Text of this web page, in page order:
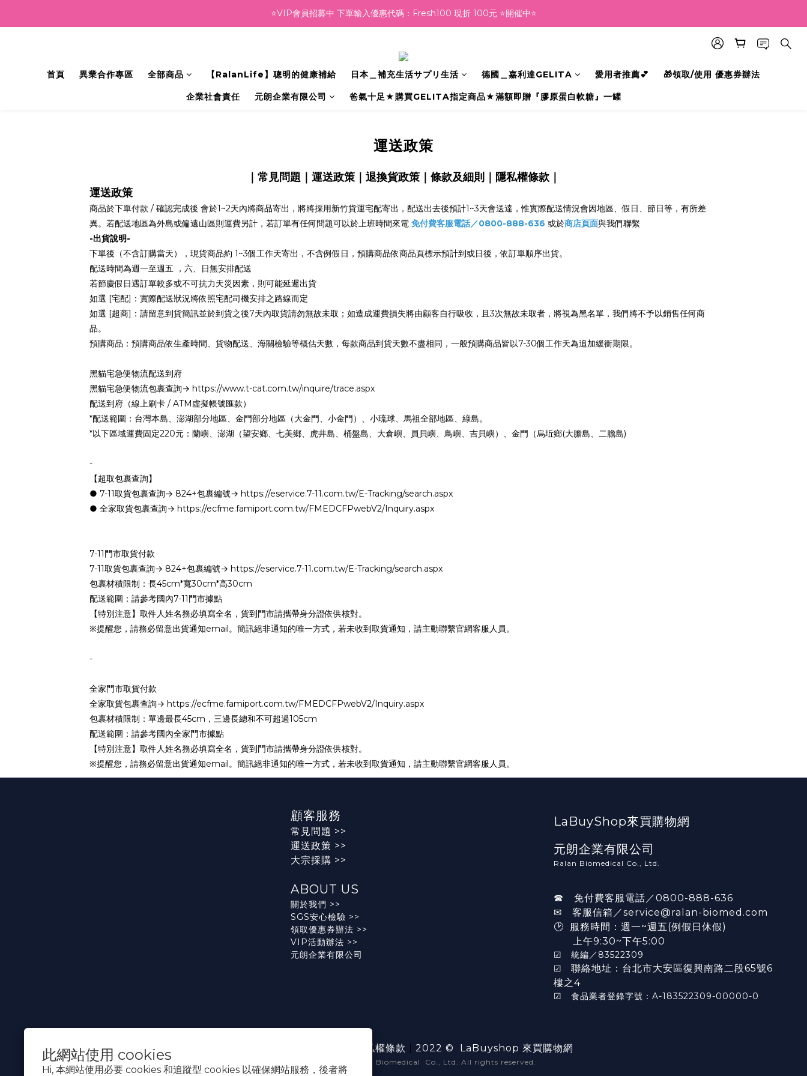
此網站使用 cookies
Hi, 本網站使用必要 cookies 和追蹤型 cookies 以確保網站服務，後者將
⭐VIP會員招募中 下單輸入優惠代碼：Fresh100 現折 100元 ⭐開催中⭐
⭐VIP會員招募中 下單輸入優惠代碼：Fresh100 現折 100元 ⭐開催中⭐
⭐VIP會員招募中 下單輸入優惠代碼：Fresh100 現折 100元 ⭐開催中⭐
首頁 異業合作專區 全部商品 【RalanLife】聰明的健康補給 日本＿補充生活サプリ生活 德國＿嘉利達GELITA 愛用者推薦💕 🎁領取/使用 優惠券辦法
企業社會責任 元朗企業有限公司 爸氣十足★購買GELITA指定商品★滿額即贈『膠原蛋白軟糖』一罐
運送政策
常見問題 運送政策 退換貨政策 條款及細則 隱私權條款
運送政策
商品於下單付款 / 確認完成後 會於1~2天內將商品寄出，將將採用新竹貨運宅配寄出，配送出去後預計1~3天會送達，惟實際配送情況會因地區、假日、節日等，有所差
異。若配送地區為外島或偏遠山區則運費另計，若訂單有任何問題可以於上班時間來電 免付費客服電話／0800-888-636 或於商店頁面與我們聯繫
-出貨說明-
下單後（不含訂購當天），現貨商品約 1~3個工作天寄出，不含例假日，預購商品依商品頁標示預計到或日後，依訂單順序出貨。
配送時間為週一至週五 ，六、日無安排配送
若節慶假日遇訂單較多或不可抗力天災因素，則可能延遲出貨
如選 [宅配]：實際配送狀況將依照宅配司機安排之路線而定
如選 [超商]：請留意到貨簡訊並於到貨之後7天內取貨請勿無故未取；如造成運費損失將由顧客自行吸收，且3次無故未取者，將視為黑名單，我們將不予以銷售任何商
品。
預購商品：預購商品依生產時間、貨物配送、海關檢驗等概估天數，每款商品到貨天數不盡相同，一般預購商品皆以7-30個工作天為追加緩衝期限。
黑貓宅急便物流配送到府
黑貓宅急便物流包裹查詢→ https://www.t-cat.com.tw/inquire/trace.aspx
配送到府（線上刷卡 / ATM虛擬帳號匯款）
*配送範圍：台灣本島、澎湖部分地區、金門部分地區（大金門、小金門）、小琉球、馬祖全部地區、綠島。
*以下區域運費固定220元：蘭嶼、澎湖（望安鄉、七美鄉、虎井島、桶盤島、大倉嶼、員貝嶼、鳥嶼、吉貝嶼）、金門（烏坵鄉(大膽島、二膽島)
-
【超取包裹查詢】
● 7-11取貨包裹查詢→ 824+包裹編號→ https://eservice.7-11.com.tw/E-Tracking/search.aspx
● 全家取貨包裹查詢→ https://ecfme.famiport.com.tw/FMEDCFPwebV2/Inquiry.aspx
7-11門市取貨付款
7-11取貨包裹查詢→ 824+包裹編號→ https://eservice.7-11.com.tw/E-Tracking/search.aspx
包裹材積限制：長45cm*寬30cm*高30cm
配送範圍：請參考國內7-11門市據點
【特別注意】取件人姓名務必填寫全名，貨到門市請攜帶身分證依供核對。
※提醒您，請務必留意出貨通知email。簡訊絕非通知的唯一方式，若未收到取貨通知，請主動聯繫官網客服人員。
-
全家門市取貨付款
全家取貨包裹查詢→ https://ecfme.famiport.com.tw/FMEDCFPwebV2/Inquiry.aspx
包裹材積限制：單邊最長45cm，三邊長總和不可超過105cm
配送範圍：請參考國內全家門市據點
【特別注意】取件人姓名務必填寫全名，貨到門市請攜帶身分證依供核對。
※提醒您，請務必留意出貨通知email。簡訊絕非通知的唯一方式，若未收到取貨通知，請主動聯繫官網客服人員。
顧客服務
常見問題 >>
運送政策 >>
大宗採購 >>
ABOUT US
關於我們 >>
SGS安心檢驗 >>
領取優惠券辦法 >>
VIP活動辦法 >>
元朗企業有限公司
LaBuyShop來買購物網
元朗企業有限公司
Ralan Biomedical Co., Ltd.
☎ 免付費客服電話／0800-888-636
✉ 客服信箱／service@ralan-biomed.com
🕑 服務時間：週一~週五(例假日休假)
上午9:30~下午5:00
☑ 統編／83522309
☑ 聯絡地址：台北市大安區復興南路二段65號6
樓之4
☑ 食品業者登錄字號：A-183522309-00000-0
隱私權條款 2022 © LaBuyshop 來買購物網
© Copyright 2022, Ralan Biomedical Co., Ltd. All rights reserved.